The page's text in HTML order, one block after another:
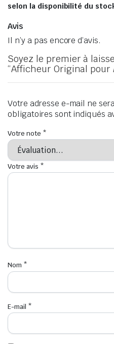
selon la disponibilité du
Avis
Il n’y a pas encore d’avis.
Soyez le premier à
“Afficheur Original pour
Votre adresse e-mail ne
obligatoires sont indiqués
Votre note *
Votre avis *
Nom *
E-mail *